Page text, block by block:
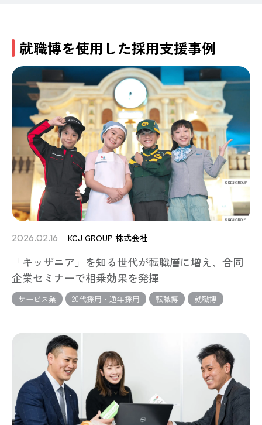
就職博を使用した採用支援事例
2026.02.16 KCJ GROUP 株式会社
「キッザニア」を知る世代が転職層に増え、合同
企業セミナーで相乗効果を発揮
サービス業 20代採用・通年採用 転職博 就職博